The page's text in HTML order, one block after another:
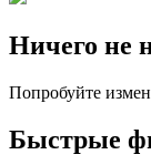
Ничего не
Попробуйте
Быстрые